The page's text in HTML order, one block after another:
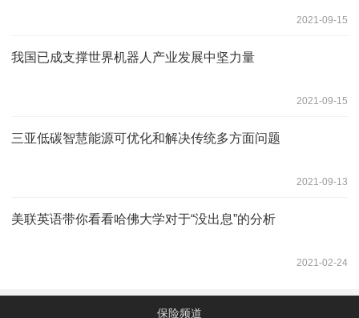
2021-09-15
我国已成支撑世界机器人产业发展中坚力量
2021-09-15
三亚低碳智慧能源可优化和解决传统多方面问题
2021-09-13
美联英语带你看看哈佛大学对于“没出息”的分析
2021-02-24
保险频道